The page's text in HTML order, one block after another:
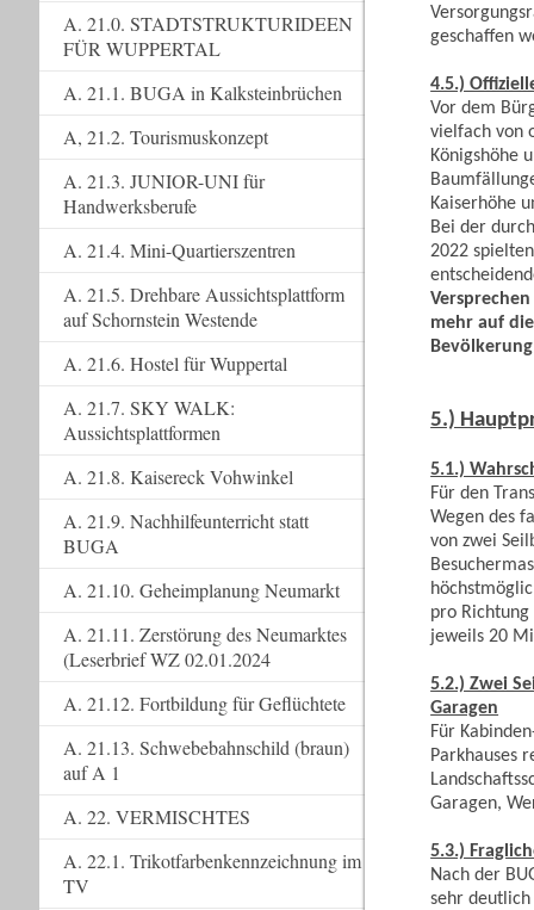
geschaffen
4.5.)
Vor dem
vielfach von
Königshöhe
Kaiserhöhe
Bei der
2022
mehr auf
5.)
5.1.)
Für den
Wegen des
von zwei
pro
jeweils 20
5.2.) Zwei
Garagen
Für
Parkhauses
Garagen,
5.3.)
Nach der
sehr deutlich
A. 21.0. STADTSTRUKTURIDEEN
FÜR WUPPERTAL
A. 21.1. BUGA in Kalksteinbrüchen
A, 21.2. Tourismuskonzept
A. 21.3. JUNIOR-UNI für
Handwerksberufe
A. 21.4. Mini-Quartierszentren
A. 21.5. Drehbare Aussichtsplattform
auf Schornstein Westende
A. 21.6. Hostel für Wuppertal
A. 21.7. SKY WALK:
Aussichtsplattformen
A. 21.8. Kaisereck Vohwinkel
A. 21.9. Nachhilfeunterricht statt
BUGA
A. 21.10. Geheimplanung Neumarkt
A. 21.11. Zerstörung des Neumarktes
(Leserbrief WZ 02.01.2024
A. 21.12. Fortbildung für Geflüchtete
A. 21.13. Schwebebahnschild (braun)
auf A 1
A. 22. VERMISCHTES
A. 22.1. Trikotfarbenkennzeichnung im
TV